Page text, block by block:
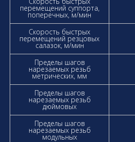
перемещений суппорта,
поперечных, м/мин
Скорость быстрых
перемещений резцовых
салазок, м/мин
Пределы шагов
нарезаемых резьб
метрических, мм
Пределы шагов
нарезаемых резьб
дюймовых
Пределы шагов
нарезаемых резьб
модульных